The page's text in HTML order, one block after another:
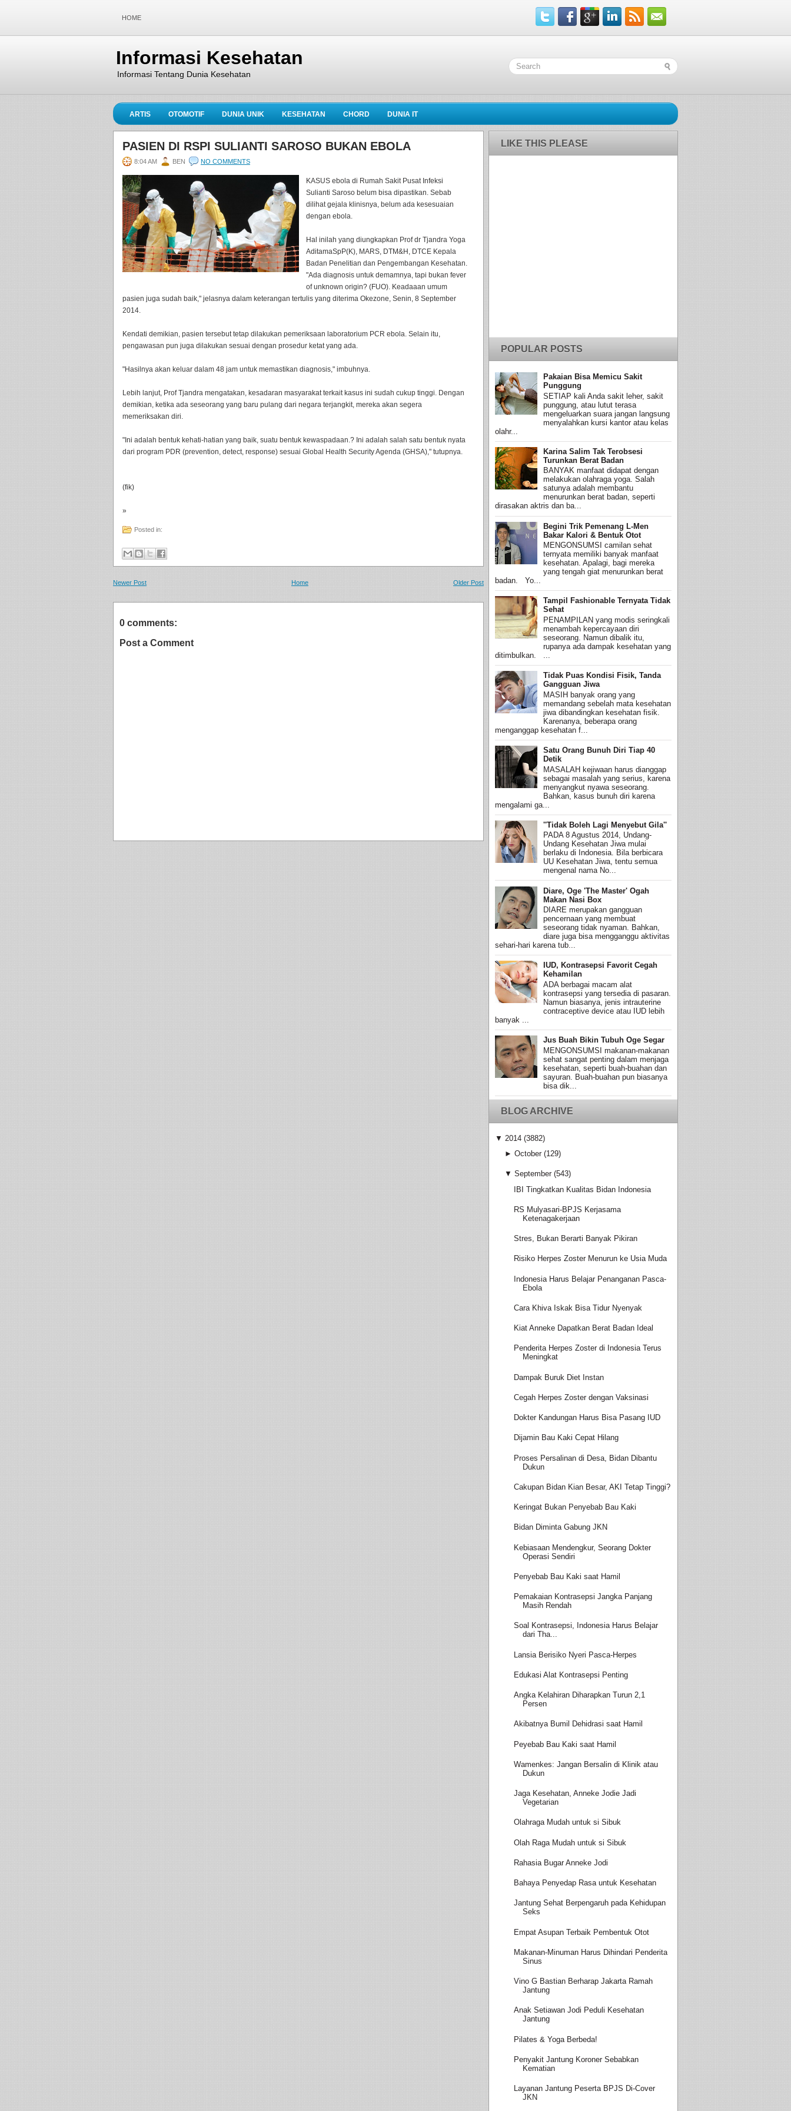
HOME
Informasi Kesehatan
Informasi Tentang Dunia Kesehatan
ARTIS OTOMOTIF DUNIA UNIK KESEHATAN CHORD DUNIA IT
PASIEN DI RSPI SULIANTI SAROSO BUKAN EBOLA
8:04 AM BEN NO COMMENTS
KASUS ebola di Rumah Sakit Pusat Infeksi
Sulianti Saroso belum bisa dipastikan. Sebab
dilihat gejala klinisnya, belum ada kesesuaian
dengan ebola.
Hal inilah yang diungkapkan Prof dr Tjandra Yoga
AditamaSpP(K), MARS, DTM&H, DTCE Kepala
Badan Penelitian dan Pengembangan Kesehatan.
"Ada diagnosis untuk demamnya, tapi bukan fever
of unknown origin? (FUO). Keadaaan umum
pasien juga sudah baik," jelasnya dalam keterangan tertulis yang diterima Okezone, Senin, 8 September
2014.
Kendati demikian, pasien tersebut tetap dilakukan pemeriksaan laboratorium PCR ebola. Selain itu,
pengawasan pun juga dilakukan sesuai dengan prosedur ketat yang ada.
"Hasilnya akan keluar dalam 48 jam untuk memastikan diagnosis," imbuhnya.
Lebih lanjut, Prof Tjandra mengatakan, kesadaran masyarakat terkait kasus ini sudah cukup tinggi. Dengan
demikian, ketika ada seseorang yang baru pulang dari negara terjangkit, mereka akan segera
memeriksakan diri.
"Ini adalah bentuk kehati-hatian yang baik, suatu bentuk kewaspadaan.? Ini adalah salah satu bentuk nyata
dari program PDR (prevention, detect, response) sesuai Global Health Security Agenda (GHSA)," tutupnya.
(fik)
»
Posted in:
Newer Post Older Post
Home
0 comments:
Post a Comment
LIKE THIS PLEASE
POPULAR POSTS
Pakaian Bisa Memicu Sakit
Punggung
SETIAP kali Anda sakit leher, sakit
punggung, atau lutut terasa
mengeluarkan suara jangan langsung
menyalahkan kursi kantor atau kelas
olahr...
Karina Salim Tak Terobsesi
Turunkan Berat Badan
BANYAK manfaat didapat dengan
melakukan olahraga yoga. Salah
satunya adalah membantu
menurunkan berat badan, seperti
dirasakan aktris dan ba...
Begini Trik Pemenang L-Men
Bakar Kalori & Bentuk Otot
MENGONSUMSI camilan sehat
ternyata memiliki banyak manfaat
kesehatan. Apalagi, bagi mereka
yang tengah giat menurunkan berat
badan. Yo...
Tampil Fashionable Ternyata Tidak
Sehat
PENAMPILAN yang modis seringkali
menambah kepercayaan diri
seseorang. Namun dibalik itu,
rupanya ada dampak kesehatan yang
ditimbulkan. ...
Tidak Puas Kondisi Fisik, Tanda
Gangguan Jiwa
MASIH banyak orang yang
memandang sebelah mata kesehatan
jiwa dibandingkan kesehatan fisik.
Karenanya, beberapa orang
menganggap kesehatan f...
Satu Orang Bunuh Diri Tiap 40
Detik
MASALAH kejiwaan harus dianggap
sebagai masalah yang serius, karena
menyangkut nyawa seseorang.
Bahkan, kasus bunuh diri karena
mengalami ga...
''Tidak Boleh Lagi Menyebut Gila''
PADA 8 Agustus 2014, Undang-
Undang Kesehatan Jiwa mulai
berlaku di Indonesia. Bila berbicara
UU Kesehatan Jiwa, tentu semua
mengenal nama No...
Diare, Oge 'The Master' Ogah
Makan Nasi Box
DIARE merupakan gangguan
pencernaan yang membuat
seseorang tidak nyaman. Bahkan,
diare juga bisa mengganggu aktivitas
sehari-hari karena tub...
IUD, Kontrasepsi Favorit Cegah
Kehamilan
ADA berbagai macam alat
kontrasepsi yang tersedia di pasaran.
Namun biasanya, jenis intrauterine
contraceptive device atau IUD lebih
banyak ...
Jus Buah Bikin Tubuh Oge Segar
MENGONSUMSI makanan-makanan
sehat sangat penting dalam menjaga
kesehatan, seperti buah-buahan dan
sayuran. Buah-buahan pun biasanya
bisa dik...
BLOG ARCHIVE
▼ 2014 (3882)
► October (129)
▼ September (543)
IBI Tingkatkan Kualitas Bidan Indonesia
RS Mulyasari-BPJS Kerjasama
Ketenagakerjaan
Stres, Bukan Berarti Banyak Pikiran
Risiko Herpes Zoster Menurun ke Usia Muda
Indonesia Harus Belajar Penanganan Pasca-
Ebola
Cara Khiva Iskak Bisa Tidur Nyenyak
Kiat Anneke Dapatkan Berat Badan Ideal
Penderita Herpes Zoster di Indonesia Terus
Meningkat
Dampak Buruk Diet Instan
Cegah Herpes Zoster dengan Vaksinasi
Dokter Kandungan Harus Bisa Pasang IUD
Dijamin Bau Kaki Cepat Hilang
Proses Persalinan di Desa, Bidan Dibantu
Dukun
Cakupan Bidan Kian Besar, AKI Tetap Tinggi?
Keringat Bukan Penyebab Bau Kaki
Bidan Diminta Gabung JKN
Kebiasaan Mendengkur, Seorang Dokter
Operasi Sendiri
Penyebab Bau Kaki saat Hamil
Pemakaian Kontrasepsi Jangka Panjang
Masih Rendah
Soal Kontrasepsi, Indonesia Harus Belajar
dari Tha...
Lansia Berisiko Nyeri Pasca-Herpes
Edukasi Alat Kontrasepsi Penting
Angka Kelahiran Diharapkan Turun 2,1
Persen
Akibatnya Bumil Dehidrasi saat Hamil
Peyebab Bau Kaki saat Hamil
Wamenkes: Jangan Bersalin di Klinik atau
Dukun
Jaga Kesehatan, Anneke Jodie Jadi
Vegetarian
Olahraga Mudah untuk si Sibuk
Olah Raga Mudah untuk si Sibuk
Rahasia Bugar Anneke Jodi
Bahaya Penyedap Rasa untuk Kesehatan
Jantung Sehat Berpengaruh pada Kehidupan
Seks
Empat Asupan Terbaik Pembentuk Otot
Makanan-Minuman Harus Dihindari Penderita
Sinus
Vino G Bastian Berharap Jakarta Ramah
Jantung
Anak Setiawan Jodi Peduli Kesehatan
Jantung
Pilates & Yoga Berbeda!
Penyakit Jantung Koroner Sebabkan
Kematian
Layanan Jantung Peserta BPJS Di-Cover
JKN